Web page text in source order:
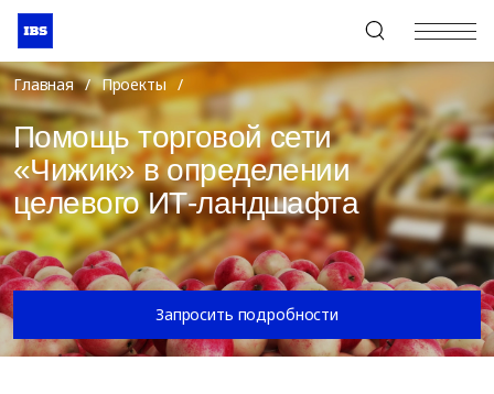
+7 (495) 967-80-80
Главная / Проекты /
Помощь торговой сети
«Чижик» в определении
целевого ИТ-ландшафта
Запросить подробности